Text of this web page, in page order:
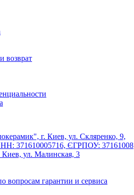
возврат
г. Киев, ул. Скляренко, 9,
371610005716, ЄГРПОУ: 37161008
Киев, ул. Малинская, 3
вопросам гарантии и cервиса